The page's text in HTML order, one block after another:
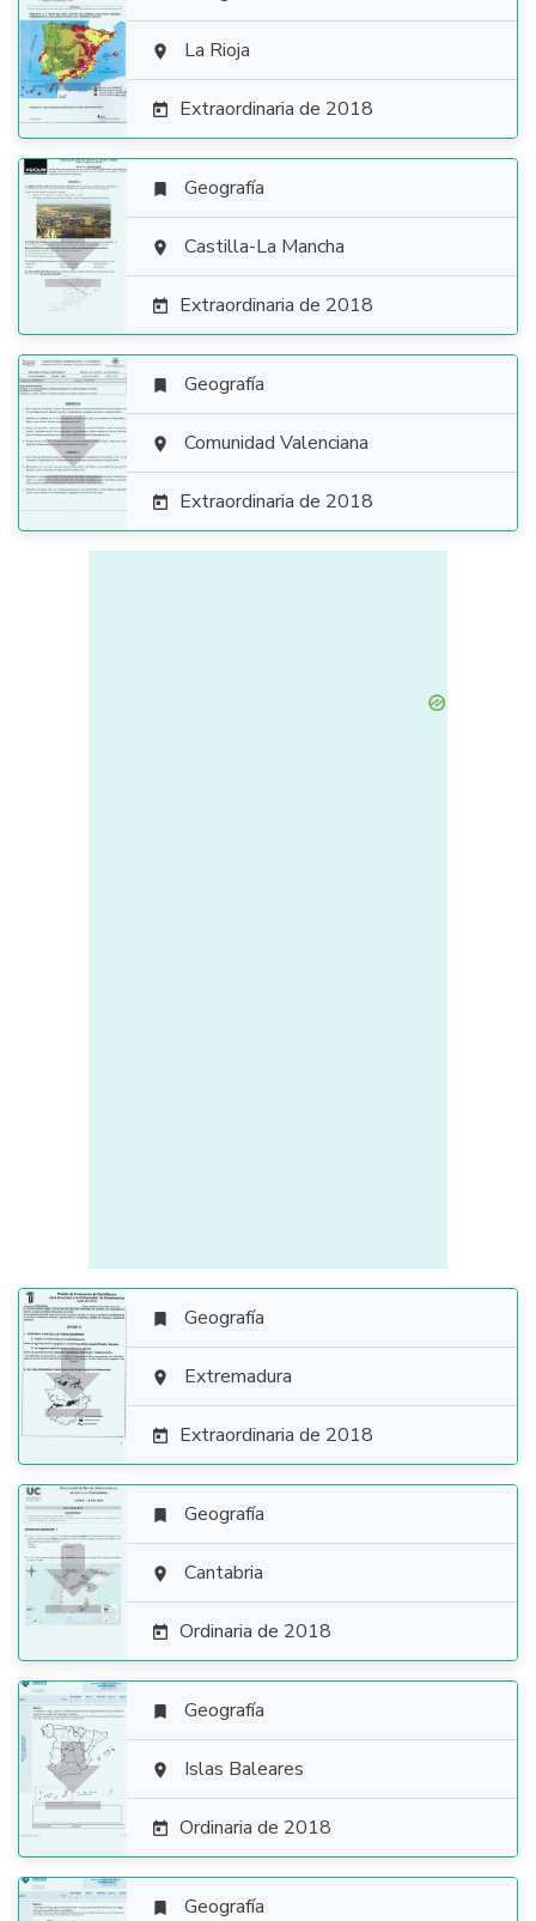
  La Rioja
 Extraordinaria de 2018

 Geografía
 Castilla-La Mancha
 Extraordinaria de 2018

 Geografía
 Comunidad Valenciana
 Extraordinaria de 2018

 Geografía
 Extremadura
 Extraordinaria de 2018

 Geografía
 Cantabria
 Ordinaria de 2018

 Geografía
 Islas Baleares
 Ordinaria de 2018
 Geografía